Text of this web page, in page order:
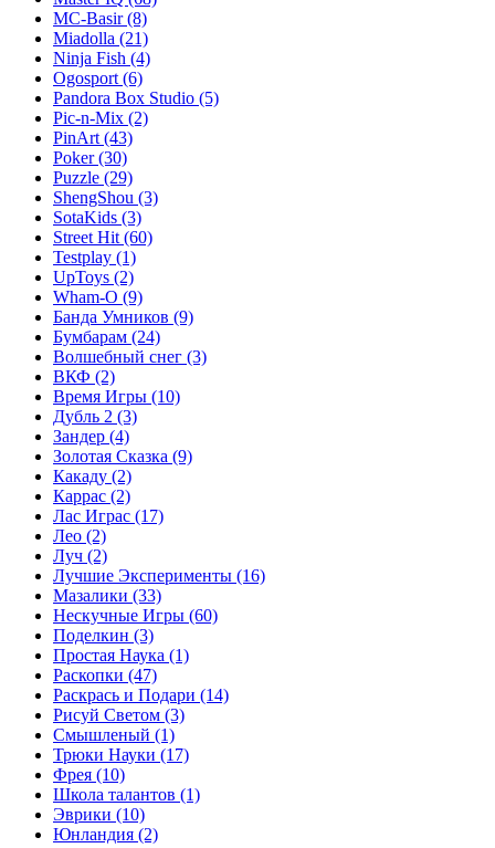
MC-Basir(8)
Miadolla (21)
Ninja Fish (4)
Ogosport (6)
Pandora Box Studio (5)
Pic-n-Mix (2)
PinArt (43)
Poker(30)
Puzzle (29)
ShengShou (3)
SotaKids (3)
Street Hit (60)
Testplay (1)
UpToys (2)
Wham-O (9)
Банда Умников (9)
Бумбарам (24)
Волшебный снег (3)
ВКФ (2)
Время Игры (10)
Дубль 2 (3)
Зандер (4)
Золотая Сказка (9)
Какаду (2)
Каррас (2)
Лас Играс (17)
Лео (2)
Луч (2)
Лучшие Эксперименты (16)
Мазалики (33)
Нескучные Игры (60)
Поделкин (3)
Простая Наука (1)
Раскопки (47)
Раскрась и Подари (14)
Рисуй Светом (3)
Смышленый (1)
Трюки Науки (17)
Фрея (10)
Школа талантов (1)
Эврики (10)
Юнландия (2)